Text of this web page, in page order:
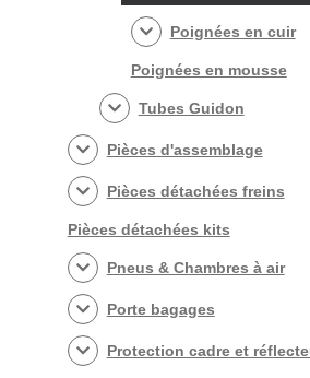
Poignées en cuir
Poignées en mousse
Tubes Guidon
Pièces d'assemblage
Pièces détachées freins
Pièces détachées kits
Pneus & Chambres à air
Porte bagages
Protection cadre et